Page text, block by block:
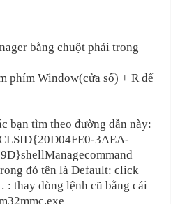
bằng chuột phải trong
phím Window(cửa sổ) + R để
bạn tìm theo đường dẫn này:
3AEA-
đó tên là Default: click
thay dòng lệnh cũ bằng cái